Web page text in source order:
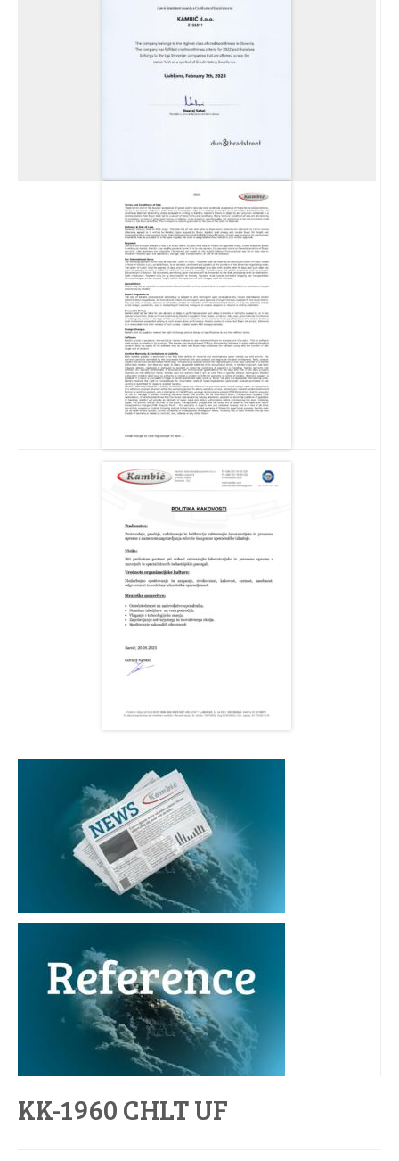
KK-1960 CHLT UF